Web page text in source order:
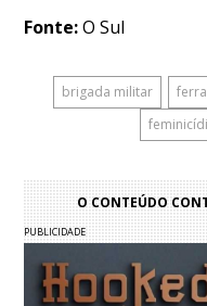
Fonte:O Sul
brigada militar
O CONTEÚDO
PUBLICIDADE